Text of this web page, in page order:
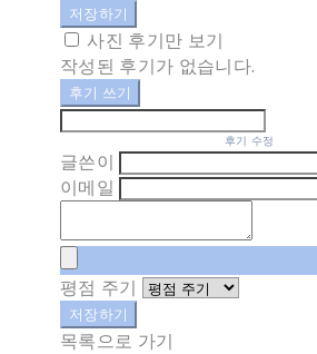
저장하기
사진 후기만 보기
작성된 후기가 없습니다.
후기 쓰기
후기 수정
글쓴이
이메일
평점 주기
저장하기
목록으로 가기